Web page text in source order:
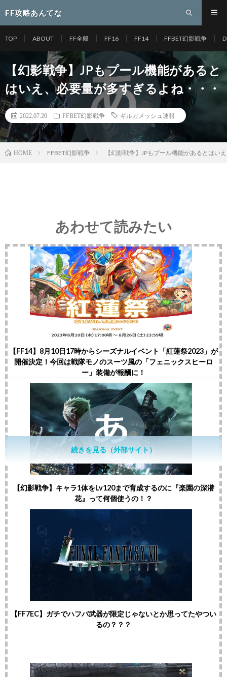
FF攻略あんてな
TOP ABOUT FF全般 FF16 FF14 FFBET幻影戦争
【幻影戦争】JPもプール機能があると
はいえ、必要量が多すぎるよね・・・
2022.07.20 FFBET幻影戦争 ギルガメッシュ速報
HOME FFBET幻影戦争 【幻影戦争】JPもプール機能があるとはい
あわせて読みたい
【FF14】8月10日17時からシーズナルイベント「紅蓮祭2023」が
開催決定！今回は戦隊モノのスーツ風の「フェニックスヒーロ
ー」装備が報酬に！
【幻影戦争】キャラ1体をLv120まで育成するのに『楽園の深潜
花』って何個使うの！？
【FF7EC】ガチでハフバ武器が限定じゃないとか思ってたやつい
るの？？？
続きを見る（外部サイト）